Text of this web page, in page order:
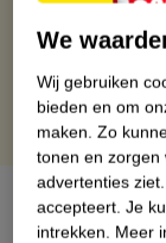
Gratis punten
Over dit
We
Wij gebruiken
bieden en om
maken. Zo
tonen en zorgen
advertenties ziet.
accepteert. Je
intrekken. Meer